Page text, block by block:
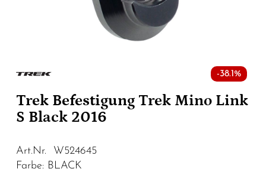
-38.1%
Trek Befestigung Trek Mino Link
S Black 2016
Art.Nr. W524645
Farbe: BLACK